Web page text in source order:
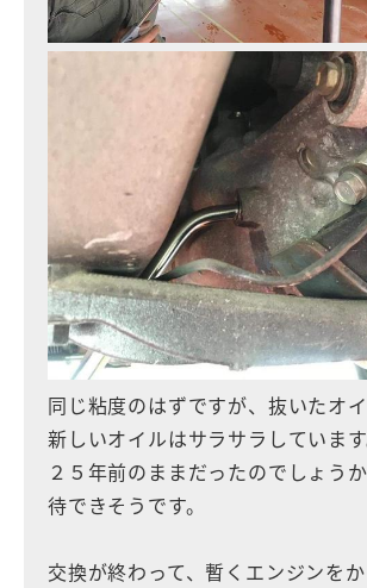
同じ粘度のはずですが、抜いたオ
新しいオイルはサラサラしています
２５年前のままだったのでしょう
待できそうです。
交換が終わって、暫くエンジンを